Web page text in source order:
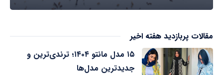
مقالات پربازدید هفته اخیر
۱۵ مدل مانتو ۱۴۰۴؛ ترندی‌ترین و
جدیدترین مدل‌ها